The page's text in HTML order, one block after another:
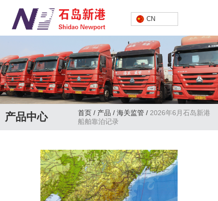
中文
CN
产品中心 首页 / 产品 / 海关监管 / 2026年6月石岛新港
船舶靠泊记录